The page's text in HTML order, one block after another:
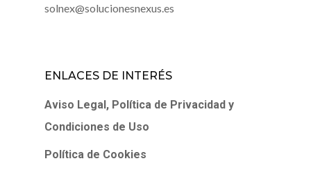
solnex@solucionesnexus.es
ENLACES DE INTERÉS
Aviso Legal, Política de Privacidad y
Condiciones de Uso
Política de Cookies